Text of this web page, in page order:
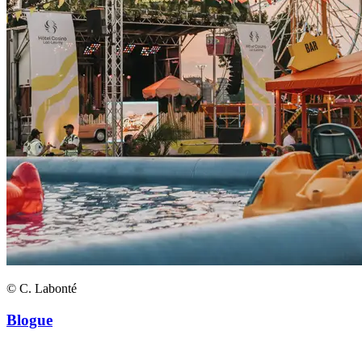
© C. Labonté
Blogue